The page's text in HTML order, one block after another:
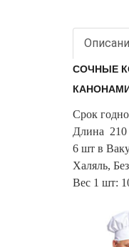
СОЧНЫЕ
Срок
Длина
6 шт в
Халяль,
Вес 1 шт: